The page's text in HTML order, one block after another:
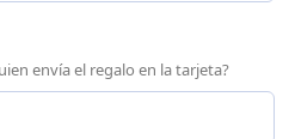
envía el regalo en la tarjeta?